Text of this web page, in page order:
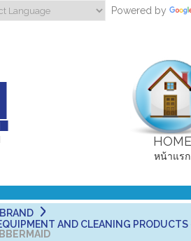
Powered by
HOME
หน้าแรก
AND CLEANING